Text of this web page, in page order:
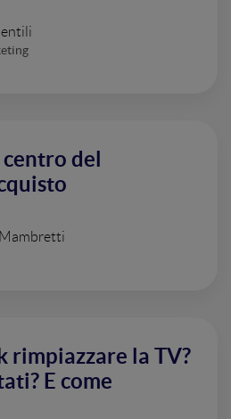
del
rimpiazzare la TV?
E come